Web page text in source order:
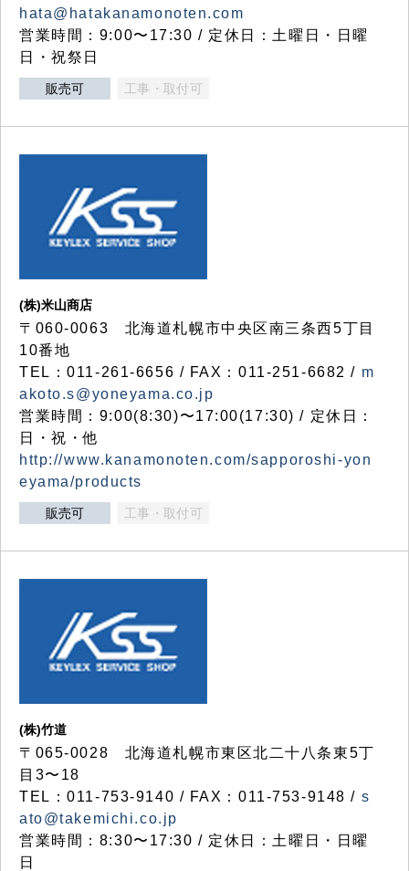
hata@hatakanamonoten.com
営業時間：9:00〜17:30 / 定休日：土曜日・日曜
日・祝祭日
販売可 工事・取付可
(株)米山商店
〒060-0063 北海道札幌市中央区南三条西5丁目
10番地
TEL：011-261-6656 / FAX：011-251-6682 / m
akoto.s@yoneyama.co.jp
営業時間：9:00(8:30)〜17:00(17:30) / 定休日：
日・祝・他
http://www.kanamonoten.com/sapporoshi-yon
eyama/products
販売可 工事・取付可
(株)竹道
〒065-0028 北海道札幌市東区北二十八条東5丁
目3〜18
TEL：011-753-9140 / FAX：011-753-9148 / s
ato@takemichi.co.jp
営業時間：8:30〜17:30 / 定休日：土曜日・日曜
日